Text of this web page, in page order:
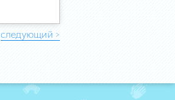
следующий >